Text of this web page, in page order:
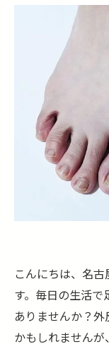
こんにちは、名
す。毎日の生活
ありませんか？
かもしれません